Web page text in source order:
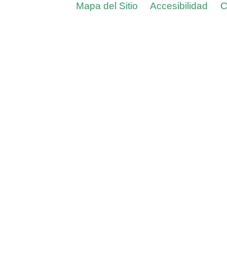
Mapa del Sitio Accesibilidad